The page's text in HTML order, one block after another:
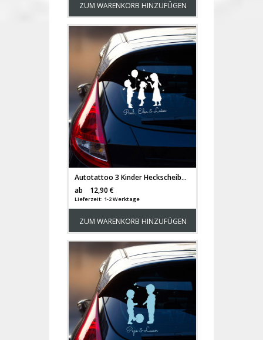
ZUM WARENKORB HINZUFÜGEN
Autotattoo 3 Kinder Heckscheibe Junge und Mädchen mit Luftballon und Wunschnamen M2197
ab
12,90 €
Lieferzeit: 1-2 Werktage
ZUM WARENKORB HINZUFÜGEN